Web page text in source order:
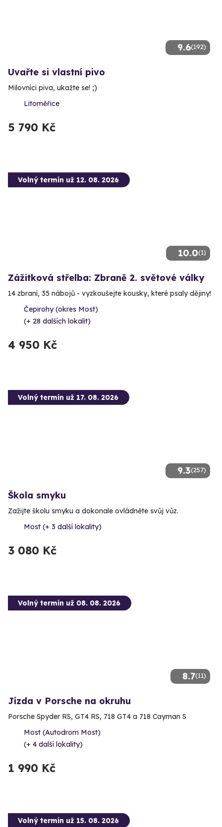
9.6(192)
Uvařte si vlastní pivo
Milovníci piva, ukažte se! ;)
Litoměřice
5 790 Kč
10.0(1)
Volný termín už 12. 08. 2026
Zážitková střelba: Zbraně 2. světové války
14 zbraní, 35 nábojů - vyzkoušejte kousky, které psaly dějiny!
Čepirohy (okres Most)
(+ 28 dalších lokalit)
4 950 Kč
9.3(257)
Volný termín už 17. 08. 2026
Škola smyku
Zažijte školu smyku a dokonale ovládněte svůj vůz.
Most (+ 3 další lokality)
3 080 Kč
8.7(11)
Volný termín už 08. 08. 2026
Jízda v Porsche na okruhu
Porsche Spyder RS, GT4 RS, 718 GT4 a 718 Cayman S
Most (Autodrom Most)
(+ 4 další lokality)
1 990 Kč
Volný termín už 15. 08. 2026